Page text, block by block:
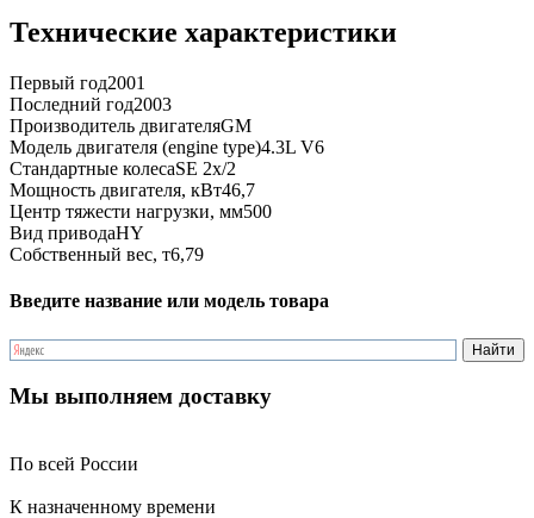
Технические характеристики
Первый год2001
Последний год2003
Производитель двигателяGM
Модель двигателя (engine type)4.3L V6
Стандартные колесаSE 2x/2
Мощность двигателя, кВт46,7
Центр тяжести нагрузки, мм500
Вид приводаHY
Собственный вес, т6,79
Введите название или модель товара
Мы выполняем доставку
По всей России
К назначенному времени